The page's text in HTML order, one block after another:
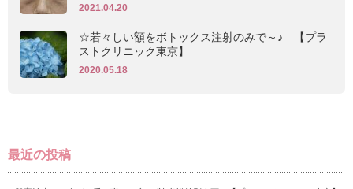
2021.04.20
☆若々しい額をボトックス注射のみで～♪ 【プラ
ストクリニック東京】
2020.05.18
最近の投稿